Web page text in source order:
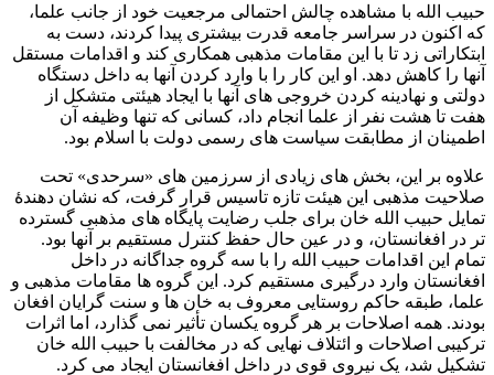
حبیب ‌الله با مشاهده چالش احتمالی مرجعیت خود از جانب علما،
که اکنون در سراسر جامعه قدرت بیشتری پیدا ‌کردند، دست به
ابتکاراتی زد تا با این مقامات مذهبی همکاری کند و اقدامات مستقل
آنها را کاهش دهد. او این کار را با وارد کردن آنها به داخل دستگاه
دولتی و نهادینه کردن خروجی های آنها با ایجاد هیئتی متشکل از
هفت تا هشت نفر از علما انجام داد، کسانی که تنها وظیفه آن
اطمینان از مطابقت سیاست های رسمی دولت با اسلام بود.
علاوه بر این، بخش ‌های زیادی از سرزمین ‌های «سرحدی» تحت
صلاحیت مذهبی این هیئت تازه‌ تاسیس قرار گرفت، که نشان ‌دهندۀ
تمایل حبیب ‌الله خان برای جلب رضایت پایگاه ‌های مذهبی گسترده
‌تر در افغانستان، و در عین حال حفظ کنترل مستقیم بر آنها بود.
تمام این اقدامات حبیب الله را با سه گروه جداگانه در داخل
افغانستان وارد درگیری مستقیم کرد. این گروه ها مقامات مذهبی و
علما، طبقه حاکم روستایی معروف به خان ها و سنت گرایان افغان
بودند. همه اصلاحات بر هر گروه یکسان تأثیر نمی گذارد، اما اثرات
ترکیبی اصلاحات و ائتلاف نهایی که در مخالفت با حبیب الله خان
تشکیل شد، یک نیروی قوی در داخل افغانستان ایجاد می کرد.